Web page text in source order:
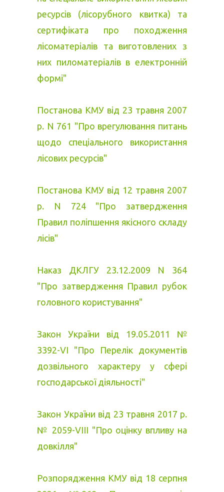
ресурсів (лісорубного квитка) та
сертифіката про походження
лісоматеріалів та виготовлених з
них пиломатеріалів в електронній
формі"
Постанова КМУ від 23 травня 2007
р. N 761 "Про врегулювання питань
щодо спеціального використання
лісових ресурсів"
Постанова КМУ від 12 травня 2007
р. N 724 "Про затвердження
Правил поліпшення якісного складу
лісів"
Наказ ДКЛГУ 23.12.2009 N 364
"Про затвердження Правил рубок
головного користування"
Закон України від 19.05.2011 №
3392-VІ "Про Перелік документів
дозвільного характеру у сфері
господарської діяльності"
Закон України від 23 травня 2017 р.
№ 2059-VІІІ "Про оцінку впливу на
довкілля"
Розпорядження КМУ від 18 серпня